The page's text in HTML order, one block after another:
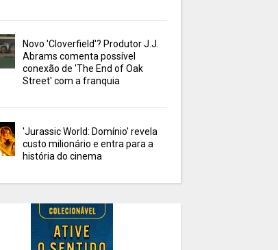
Novo 'Cloverfield'? Produtor J.J.
Abrams comenta possível
conexão de 'The End of Oak
Street' com a franquia
'Jurassic World: Domínio' revela
custo milionário e entra para a
história do cinema